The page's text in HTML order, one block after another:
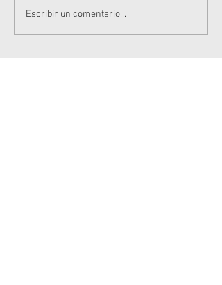
Escribir un comentario...